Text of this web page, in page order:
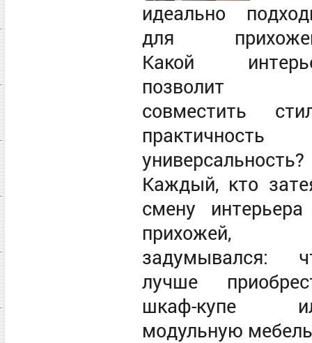
идеально
для
Какой
позволит
совместить
универсальность?
Каждый, кто
смену
прихожей,
задумывался:
лучше
шкаф-купе
модульную